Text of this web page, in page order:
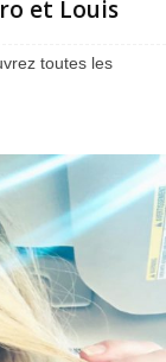
et Louis
toutes les